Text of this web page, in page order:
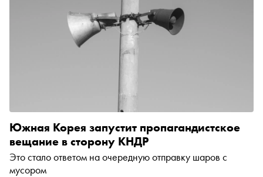
Южная Корея запустит пропагандистское
вещание в сторону КНДР
Это стало ответом на очередную отправку шаров с
мусором